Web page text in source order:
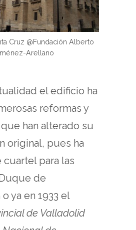
Cruz @Fundación Alberto
Arellano
el edificio ha
reformas y
han alterado su
original, pues ha
para las
de
ya en 1933 el
de Valladolid